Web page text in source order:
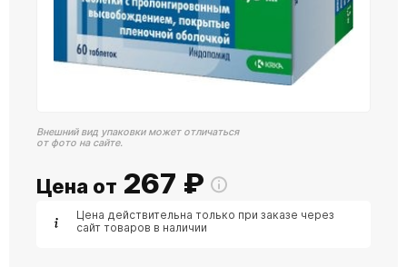
Внешний вид упаковки может отличаться
от фото на сайте.
Цена от 267 ₽
Цена действительна только при заказе через
сайт товаров в наличии